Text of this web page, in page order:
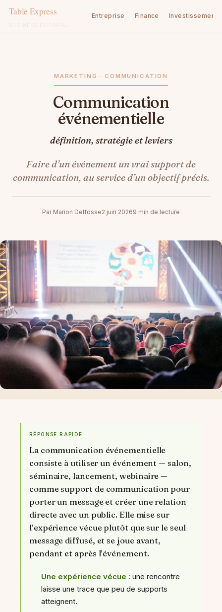
Entreprise Finance Investissement
MARKETING · COMMUNICATION
Communication
événementielle
définition, stratégie et leviers
Faire d’un événement un vrai support de
communication, au service d’un objectif précis.
Par Marion Delfosse2 juin 20269 min de lecture
RÉPONSE RAPIDE
La communication événementielle
consiste à utiliser un événement — salon,
séminaire, lancement, webinaire —
comme support de communication pour
porter un message et créer une relation
directe avec un public. Elle mise sur
l’expérience vécue plutôt que sur le seul
message diffusé, et se joue avant,
pendant et après l’événement.
Une expérience vécue : une rencontre
laisse une trace que peu de supports
atteignent.